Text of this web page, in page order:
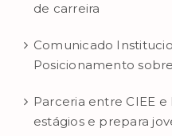
de carreira
Comunicado
Posicionamento
Parceria entre CIEE e
estágios e prepara